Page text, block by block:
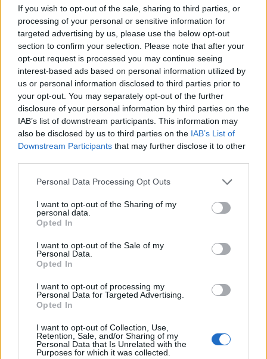
If you wish to opt-out of the sale, sharing to third parties, or
processing of your personal or sensitive information for
targeted advertising by us, please use the below opt-out
section to confirm your selection. Please note that after your
opt-out request is processed you may continue seeing
interest-based ads based on personal information utilized by
us or personal information disclosed to third parties prior to
your opt-out. You may separately opt-out of the further
disclosure of your personal information by third parties on the
IAB’s list of downstream participants. This information may
also be disclosed by us to third parties on the IAB’s List of
Downstream Participants that may further disclose it to other
Personal Data Processing Opt Outs
I want to opt-out of the Sharing of my
personal data.
Opted In
I want to opt-out of the Sale of my
Personal Data.
Opted In
I want to opt-out of processing my
Personal Data for Targeted Advertising.
Opted In
I want to opt-out of Collection, Use,
Retention, Sale, and/or Sharing of my
Personal Data that Is Unrelated with the
Purposes for which it was collected.
Investment Day 2026, ahol a piac vezető szakértőivel
keressük a választ a befektetőket leginkább foglalkoztató
kérdésekre. Meddig tarthat az AI-rali, kik lehetnek a
következő évek nyertesei, mire számíthatunk a részvény-,
kötvény-, nyersanyag- és kriptopiacokon, és hogyan
érdemes portfóliót építeni egy gyorsan változó...
KEDVES OLVASÓNK!
A keresett cikk a portfolio.hu hírarchívumához
Portfolio.hu teljes cikkarchívum
Kötéslisták: BÉT elmúlt 2 év napon belüli
MÁR ELŐFIZETŐNK VAGY?